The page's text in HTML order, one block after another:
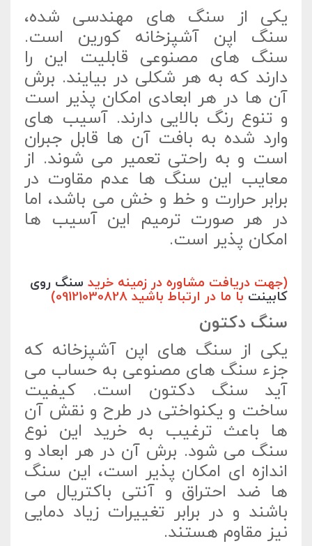
یکی از سنگ های مهندسی شده،
سنگ اپن آشپزخانه کورین است.
سنگ های مصنوعی قابلیت این را
دارند که به هر شکلی در بیایند. برش
آن ها در هر ابعادی امکان پذیر است
و تنوع رنگ بالایی دارند. آسیب های
وارد شده به بافت آن ها قابل جبران
است و به راحتی تعمیر می شوند. از
معایب این سنگ ها عدم مقاوت در
برابر حرارت و خط و خش می باشد، اما
در هر صورت ترمیم این آسیب ها
امکان پذیر است.
(جهت دریافت مشاوره در زمینه خرید سنگ روی
کابینت با ما در ارتباط باشید 09121030828)
سنگ دکتون
یکی از سنگ های اپن آشپزخانه که
جزء سنگ های مصنوعی به حساب می
آید سنگ دکتون است. کیفیت
ساخت و یکنواختی در طرح و نقش آن
ها باعث ترغیب به خرید این نوع
سنگ می شود. برش آن در هر ابعاد و
اندازه ای امکان پذیر است، این سنگ
ها ضد احتراق و آنتی باکتریال می
باشند و در برابر تغییرات زیاد دمایی
نیز مقاوم هستند.